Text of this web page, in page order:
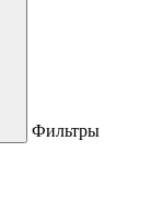
Фильтры